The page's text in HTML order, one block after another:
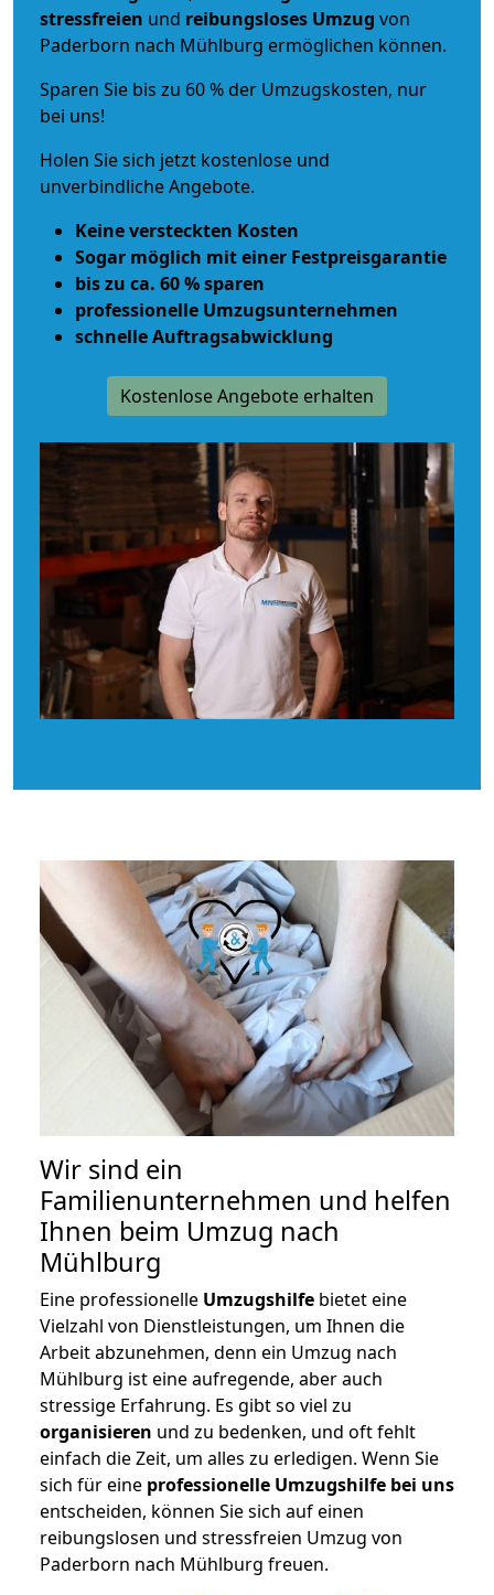
stressfreien und reibungsloses Umzug von
Paderborn nach Mühlburg ermöglichen können.
Sparen Sie bis zu 60 % der Umzugskosten, nur
bei uns!
Holen Sie sich jetzt kostenlose und
unverbindliche Angebote.
Keine versteckten Kosten
Sogar möglich mit einer Festpreisgarantie
bis zu ca. 60 % sparen
professionelle Umzugsunternehmen
schnelle Auftragsabwicklung
Kostenlose Angebote erhalten
Wir sind ein
Familienunternehmen und helfen
Ihnen beim Umzug nach
Mühlburg
Eine professionelle Umzugshilfe bietet eine
Vielzahl von Dienstleistungen, um Ihnen die
Arbeit abzunehmen, denn ein Umzug nach
Mühlburg ist eine aufregende, aber auch
stressige Erfahrung. Es gibt so viel zu
organisieren und zu bedenken, und oft fehlt
einfach die Zeit, um alles zu erledigen. Wenn Sie
sich für eine professionelle Umzugshilfe bei uns
entscheiden, können Sie sich auf einen
reibungslosen und stressfreien Umzug von
Paderborn nach Mühlburg freuen.